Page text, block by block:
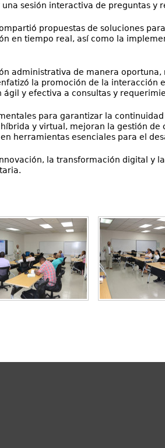
sesión interactiva de preguntas y
propuestas de soluciones
en tiempo real, así como la
administrativa de manera
la promoción de la interacción
y efectiva a consultas y
para garantizar la
y virtual, mejoran la gestión
herramientas esenciales para el
la transformación digital y